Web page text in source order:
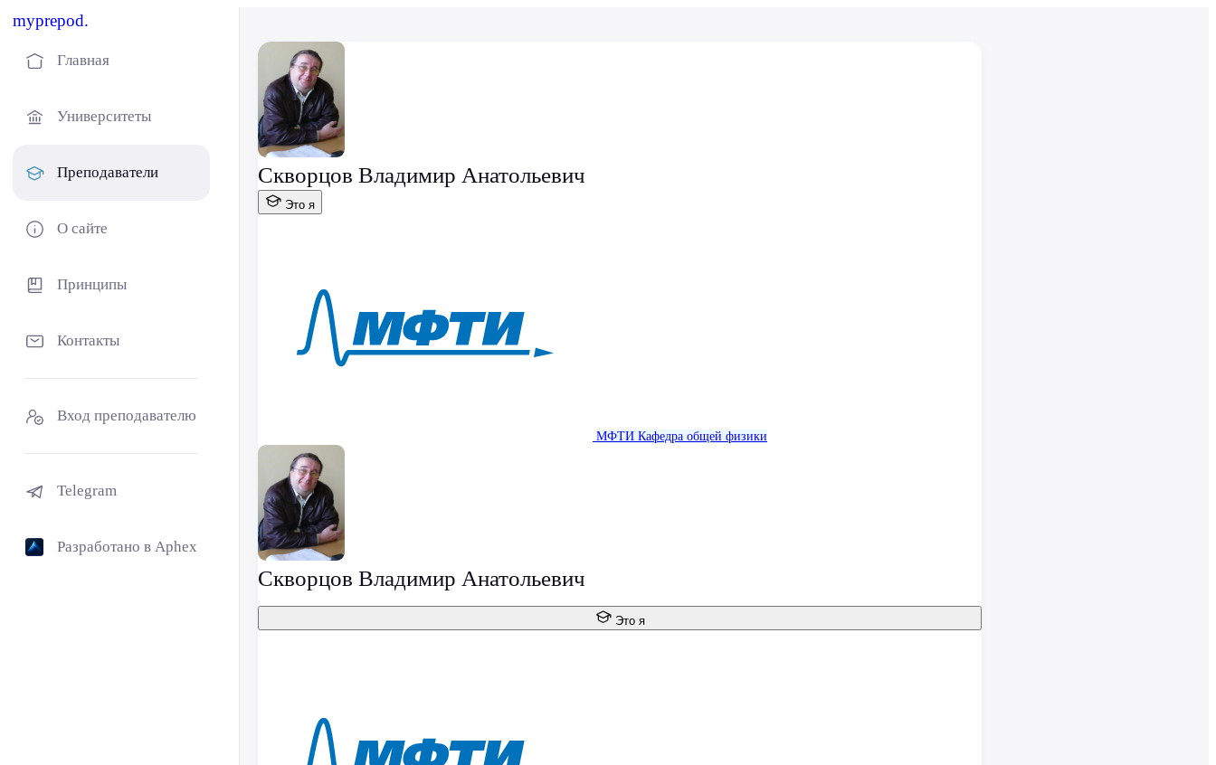
myprepod.
Главная
Университеты
Преподаватели
О сайте
Принципы
Контакты
Вход преподавателю
Telegram
Разработано в Aphex
Скворцов Владимир Анатольевич
Это я
МФТИ Кафедра общей физики
Скворцов Владимир Анатольевич
Это я